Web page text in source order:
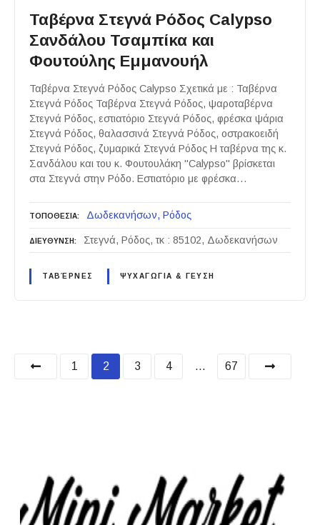
Ταβέρνα Στεγνά Ρόδος Calypso
Σανδάλου Τσαμπίκα και
Φουτούλης Εμμανουήλ
Ταβέρνα Στεγνά Ρόδος Calypso Σχετικά με : Ταβέρνα
Στεγνά Ρόδος Ταβέρνα Στεγνά Ρόδος, ψαροταβέρνα
Στεγνά Ρόδος, εστιατόριο Στεγνά Ρόδος, φρέσκα ψάρια
Στεγνά Ρόδος, θαλασσινά Στεγνά Ρόδος, οστρακοειδή
Στεγνά Ρόδος, ζυμαρικά Στεγνά Ρόδος Η ταβέρνα της κ.
Σανδάλου και του κ. Φουτουλάκη "Calypso" βρίσκεται
στα Στεγνά στην Ρόδο. Εστιατόριο με φρέσκα…
ΤΟΠΟΘΕΣΙΑ Δωδεκανήσων Ρόδος
ΔΙΕΥΘΥΝΣΗ Στεγνά, Ρόδος, τκ : 85102, Δωδεκανήσων
ΤΑΒΈΡΝΕΣ ΨΥΧΑΓΩΓΙΑ & ΓΕΥΣΗ
n
1 2 3 4 … 67